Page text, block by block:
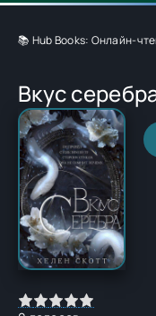
📚 Hub Books: Онлайн-
Вкус